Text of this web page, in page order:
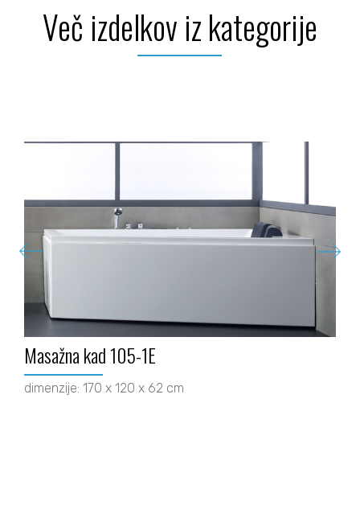
Več izdelkov iz kategorije
Masažna kad 105-1E
dimenzije: 170 x 120 x 62 cm